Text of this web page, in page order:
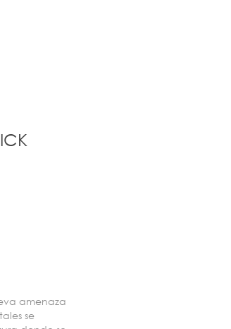
amenaza
se